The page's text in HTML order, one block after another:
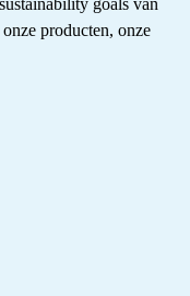
goals van
producten, onze